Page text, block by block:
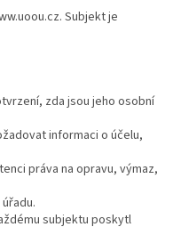
Subjekt je
zda jsou jeho osobní
informaci o účelu,
práva na opravu, výmaz,
subjektu poskytl